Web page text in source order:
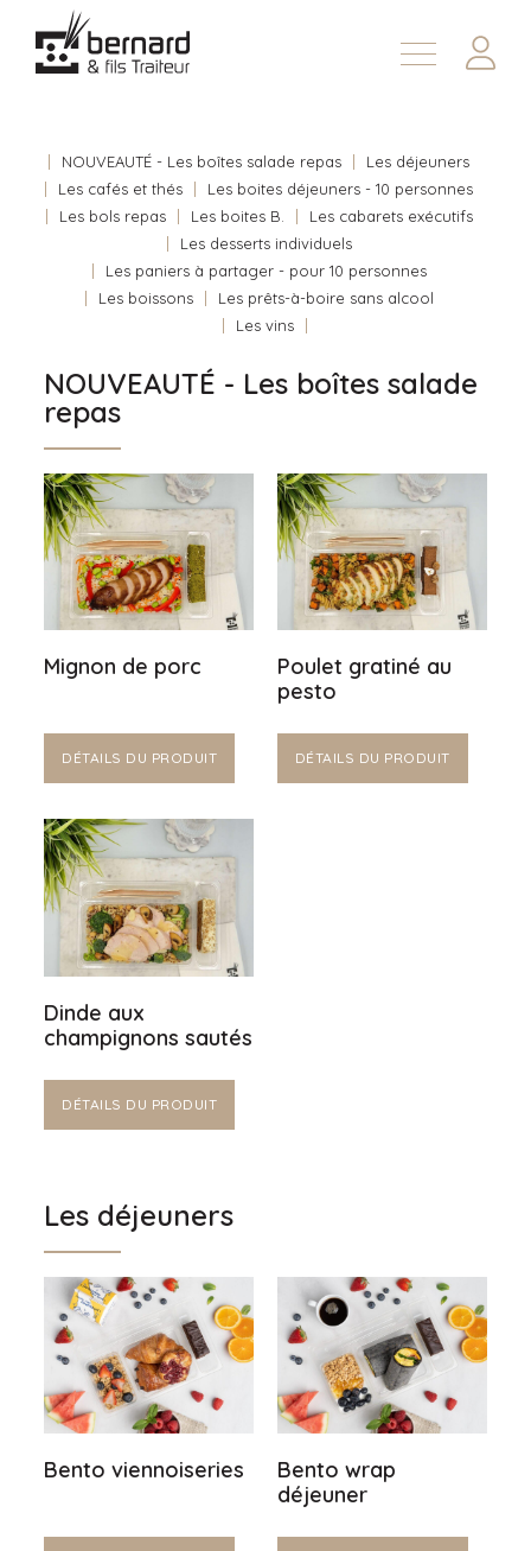
Demander une soumission
À propos
En
NOUVEAUTÉ - Les boîtes salade repas
Les déjeuners
Les cafés et thés
Les boites déjeuners - 10 personnes
Les bols repas
Les boites B.
Les cabarets exécutifs
Les desserts individuels
Les paniers à partager - pour 10 personnes
Les boissons
Les prêts-à-boire sans alcool
Les vins
NOUVEAUTÉ - Les boîtes salade
repas
Mignon de porc
DÉTAILS DU PRODUIT
Poulet gratiné au
pesto
DÉTAILS DU PRODUIT
Dinde aux
champignons sautés
DÉTAILS DU PRODUIT
Les déjeuners
Bento viennoiseries
Bento wrap
déjeuner